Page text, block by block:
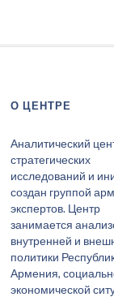
О ЦЕНТРЕ
Аналитический
стратегических
исследований и
создан группой
экспертов. Центр
занимается
внутренней и
политики
Армения,
экономической